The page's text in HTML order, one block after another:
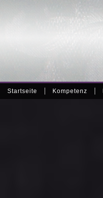
Startseite Kompetenz